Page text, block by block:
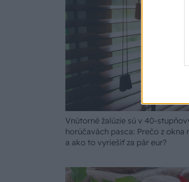
Vnútorné žalúzie sú v 40-
horúčavách pasca: Prečo z
a ako to vyriešiť za pár eur?